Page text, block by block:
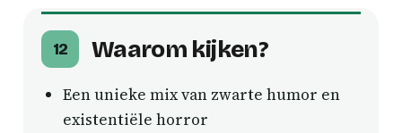
12 Waarom kijken?
Een unieke mix van zwarte humor en
existentiële horror